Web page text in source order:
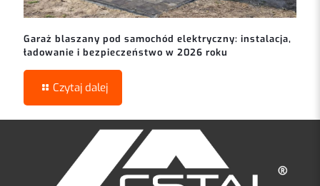
Garaż blaszany pod samochód elektryczny: instalacja,
ładowanie i bezpieczeństwo w 2026 roku
Czytaj dalej